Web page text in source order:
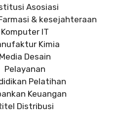
Asosiasi
& kesejahteraan
Komputer IT
Kimia
Media Desain
Pelayanan
Pelatihan
Keuangan
Distribusi